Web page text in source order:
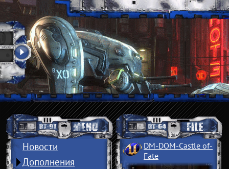
Новости
Дополнения
DM-DOM-Castle of­
Fate